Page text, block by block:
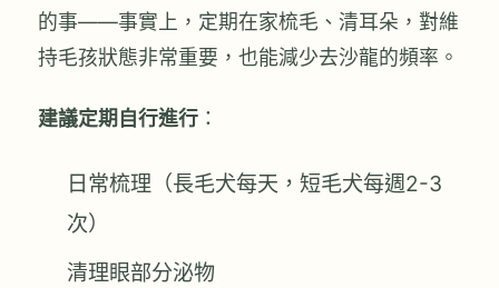
的事——事實上，定期在家梳毛、清耳朵，對維
持毛孩狀態非常重要，也能減少去沙龍的頻率。
建議定期自行進行 ：
日常梳理（長毛犬每天，短毛犬每週2-3
次）
清理眼部分泌物